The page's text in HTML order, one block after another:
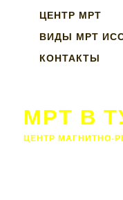
ЦЕНТР МРТ
ВИДЫ МРТ
КОНТАКТЫ
МРТ В
ЦЕНТР МАГНИТНО-